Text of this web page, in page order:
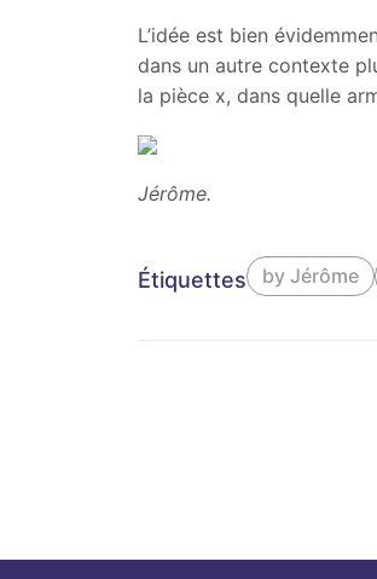
L’idée est bien
dans un autre contexte
la pièce x, dans quelle
Jérôme.
Étiquettes by Jérôme